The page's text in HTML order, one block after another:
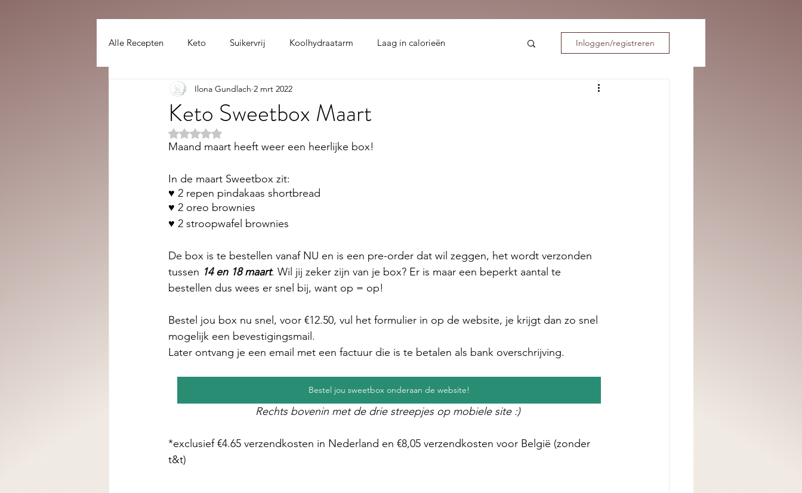
Alle Recepten Keto Suikervrij Koolhydraatarm Laag in calorieën
Lekker gezellig :) hoofdgerecht
Inloggen/registreren
Keto Sweetbox Maart
Ilona Gundlach 2 mrt 2022
Beoordeeld met NaN uit 5 sterren.
Maand maart heeft weer een heerlijke box!
In de maart Sweetbox zit:
♥ 2 repen pindakaas shortbread
♥ 2 oreo brownies
♥ 2 stroopwafel brownies
De box is te bestellen vanaf NU en is een pre-order dat wil zeggen, het wordt verzonden
tussen 14 en 18 maart. Wil jij zeker zijn van je box? Er is maar een beperkt aantal te
bestellen dus wees er snel bij, want op = op!
Bestel jou box nu snel, voor €12.50, vul het formulier in op de website, je krijgt dan zo snel
mogelijk een bevestigingsmail.
Later ontvang je een email met een factuur die is te betalen als bank overschrijving.
Bestel jou sweetbox onderaan de website!
Rechts bovenin met de drie streepjes op mobiele site :)
*exclusief €4.65 verzendkosten in Nederland en €8,05 verzendkosten voor België (zonder
t&t)